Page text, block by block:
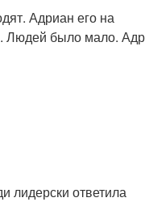
Адриан его на
Людей было мало.
лидерски ответила